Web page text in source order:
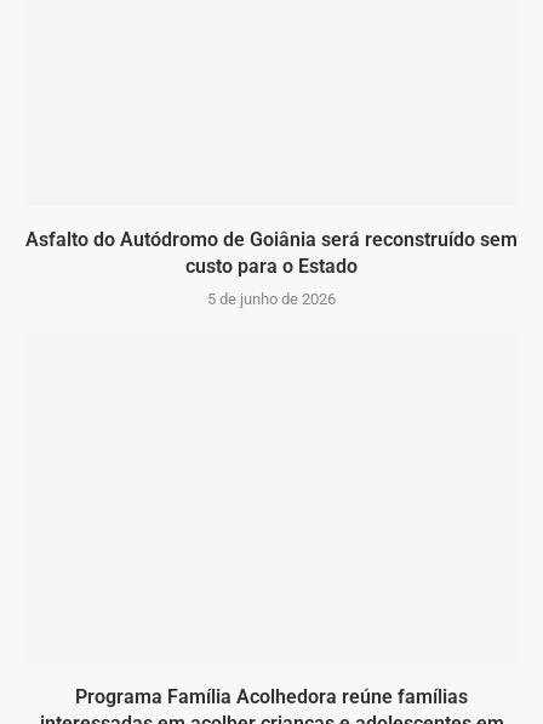
Asfalto do Autódromo de Goiânia será reconstruído sem
custo para o Estado
5 de junho de 2026
Programa Família Acolhedora reúne famílias